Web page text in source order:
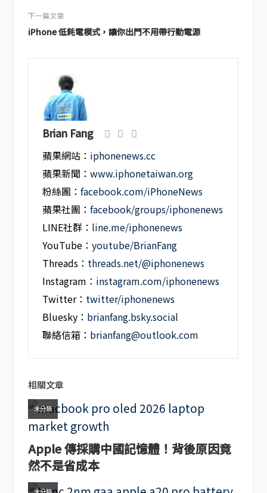
下一篇文章
iPhone 低耗電模式，讓你出門不用帶行動電源
Brian Fang
蘋果網站： iphonenews.cc
蘋果新聞：www.iphonetaiwan.org
粉絲團：facebook.com/iPhoneNews
蘋果社團：facebook/groups/iphonenews
LINE社群： line.me/iphonenews
YouTube：youtube/BrianFang
Threads： threads.net/@iphonenews
Instagram： instagram.com/iphonenews
Twitter： twitter/iphonenews
Bluesky： brianfang.bsky.social
聯絡信箱： brianfang@outlook.com
相關文章
未分類
Apple 傳採購中國記憶體！背後原因竟
然不是省成本